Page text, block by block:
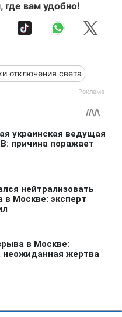
где вам удобно!
отключения света